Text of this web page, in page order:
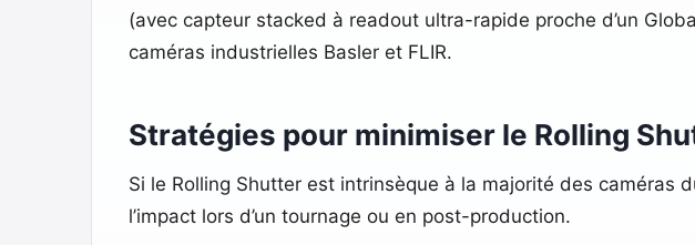
(avec capteur stacked à readout ultra-rapide proche d’un
caméras industrielles Basler et FLIR.
Stratégies pour minimiser le Rolling
Si le Rolling Shutter est intrinsèque à la majorité des caméras
l’impact lors d’un tournage ou en post-production.